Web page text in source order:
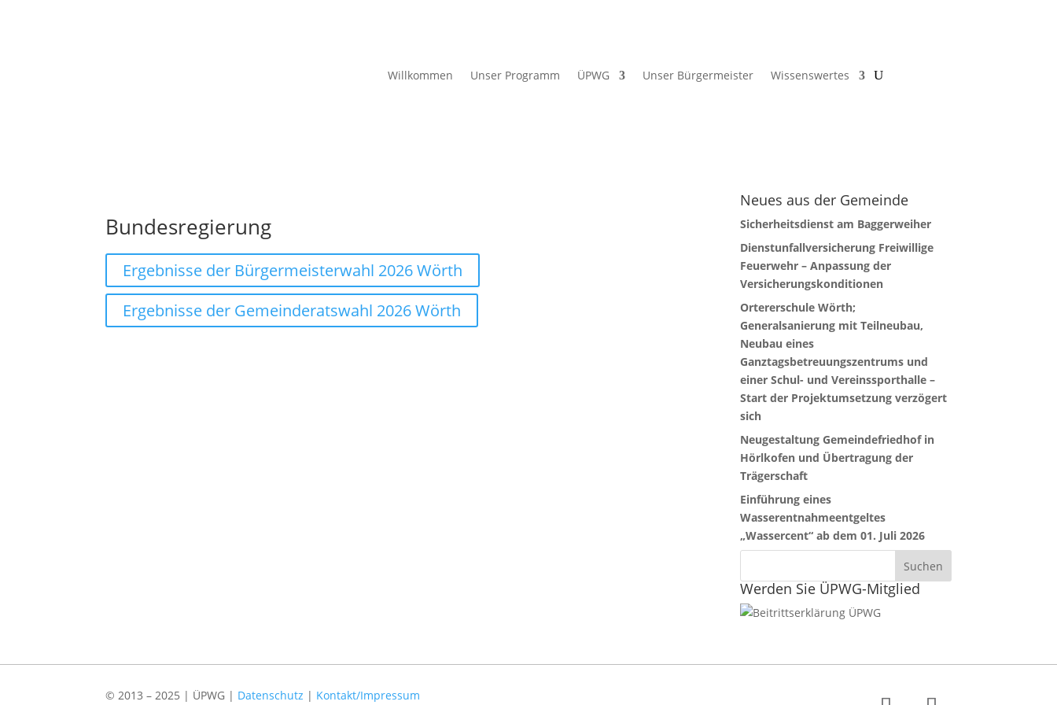
Willkommen Unser Programm ÜPWG Unser Bürgermeister Wissenswertes
Bundesregierung
Ergebnisse der Bürgermeisterwahl 2026 Wörth
Ergebnisse der Gemeinderatswahl 2026 Wörth
Neues aus der Gemeinde
Sicherheitsdienst am Baggerweiher
Dienstunfallversicherung Freiwillige
Feuerwehr – Anpassung der
Versicherungskonditionen
Ortererschule Wörth;
Generalsanierung mit Teilneubau,
Neubau eines
Ganztagsbetreuungszentrums und
einer Schul- und Vereinssporthalle –
Start der Projektumsetzung verzögert
sich
Neugestaltung Gemeindefriedhof in
Hörlkofen und Übertragung der
Trägerschaft
Einführung eines
Wasserentnahmeentgeltes
„Wassercent“ ab dem 01. Juli 2026
Werden Sie ÜPWG-Mitglied
© 2013 – 2025 | ÜPWG | Datenschutz | Kontakt/Impressum